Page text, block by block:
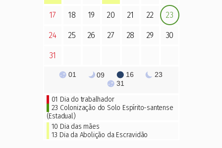
17 18 19 20 21 22 23
24 25 26 27 28 29 30
31
01 09 16
23
31
01 Dia do trabalhador
23 Colonização do Solo Espírito-santense
(Estadual)
10 Dia das mães
13 Dia da Abolição da Escravidão